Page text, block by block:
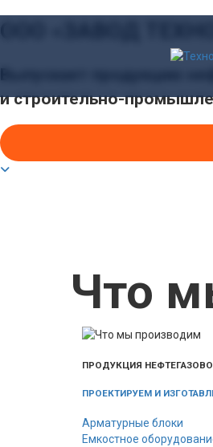
ООО «ЗАВОД
и строительно-
Что
ПРОДУКЦИЯ
ПРОЕКТИРУЕМ И
Арматурные блоки
Емкостное